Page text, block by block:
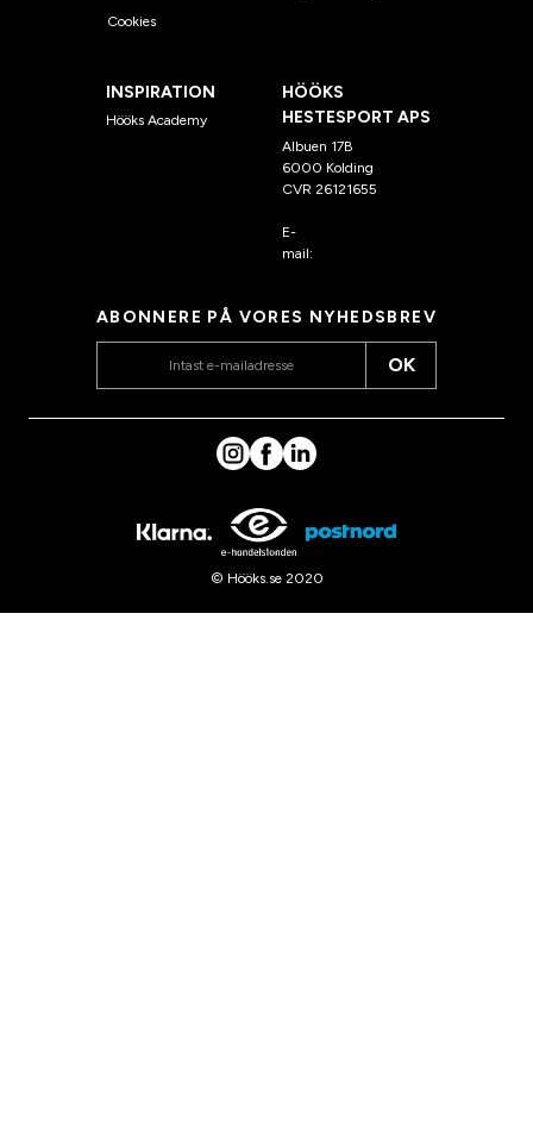
Cookies
INSPIRATION
Hööks Academy
HÖÖKS
HESTESPORT APS
Albuen 17B
6000 Kolding
CVR 26121655
E-
mail:
ABONNERE PÅ VORES NYHEDSBREV
OK
© Hööks.se 2020